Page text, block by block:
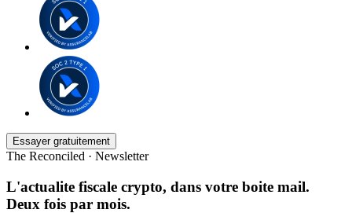
Essayer gratuitement
The Reconciled · Newsletter
L'actualite fiscale crypto, dans votre boite mail.
Deux fois par mois.